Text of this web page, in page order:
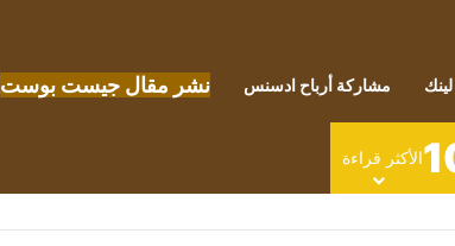
مشاركة أرباح ادسنس نشر مقال جيست بوست
الأكثر قراءة